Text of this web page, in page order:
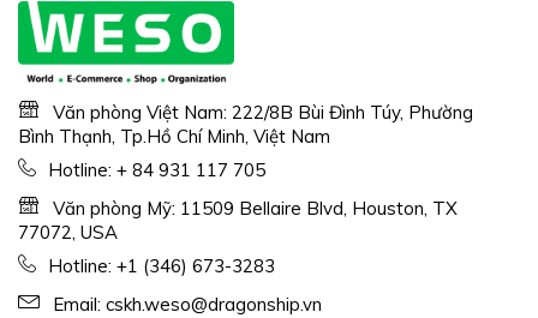
Văn phòng Việt Nam: 222/8B Bùi Đình Túy, Phường
Bình Thạnh, Tp.Hồ Chí Minh, Việt Nam
Hotline: + 84 931 117 705
Văn phòng Mỹ: 11509 Bellaire Blvd, Houston, TX
77072, USA
Hotline: +1 (346) 673-3283
Email: cskh.weso@dragonship.vn